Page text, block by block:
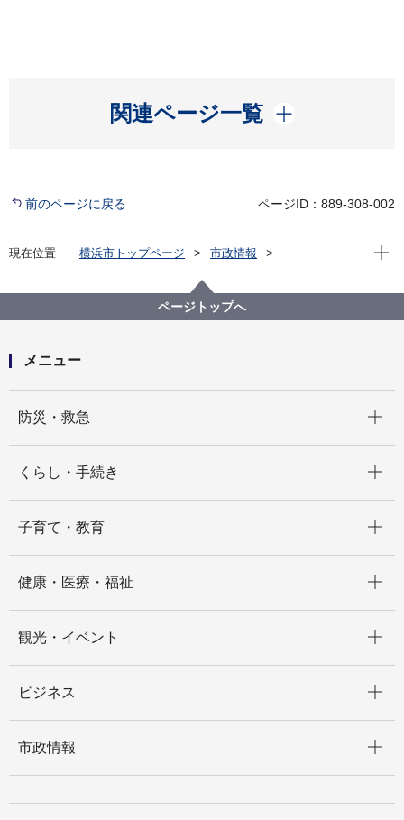
関連ページ一覧
開く
前のページに戻る ページID：889-308-002
現在位置 横浜市トップページ
市政情報
新型コロナウイルス感染症による新たな市内の患者確
認について
現在
ページトップへ
メニュー
防災・救急
くらし・手続き
子育て・教育
健康・医療・福祉
観光・イベント
ビジネス
市政情報